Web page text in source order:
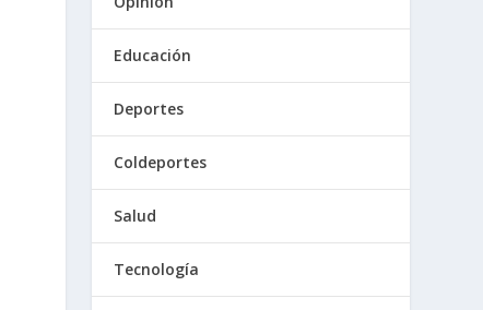
Educación
Deportes
Coldeportes
Salud
Tecnología